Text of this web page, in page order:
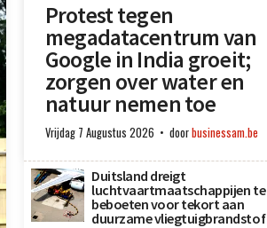
Protest tegen
megadatacentrum van
Google in India groeit;
zorgen over water en
natuur nemen toe
Vrijdag 7 Augustus 2026 doorbusinessam.be
Duitsland dreigt
luchtvaartmaatschappijen te
beboeten voor tekort aan
duurzame vliegtuigbrandstof